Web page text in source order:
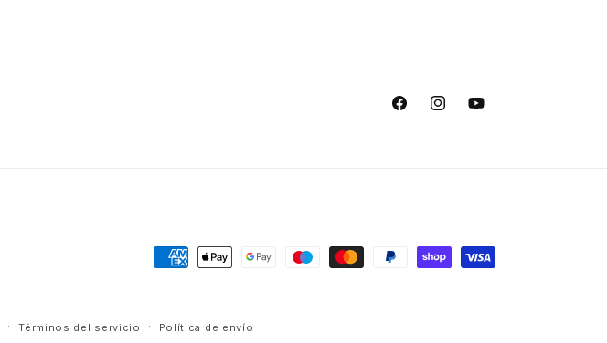
FacebookInstagramYouTube
Formas
Términos del servicio Política de envío